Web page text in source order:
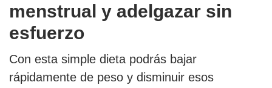
menstrual y adelgazar sin
esfuerzo
Con esta simple dieta podrás bajar
rápidamente de peso y disminuir esos